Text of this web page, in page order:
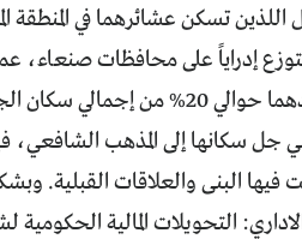
اللذين تسكن عشائرهما في
إدراياً على محافظات
مأرب. وهما يشكلان لوحدهما حوالي
جل سكانها إلى المذهب الشافعي،
البنى والعلاقات القبلية.
التحويلات المالية